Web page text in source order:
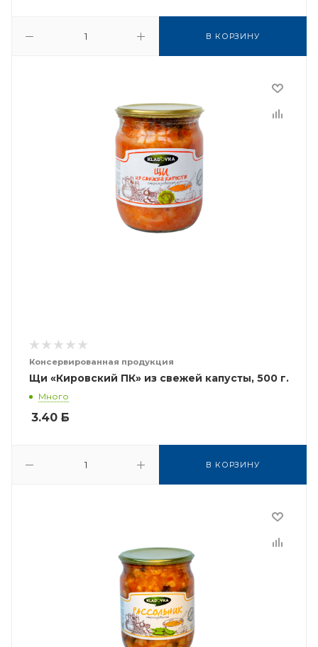
В КОРЗИНУ
Консервированная продукция
Щи «Кировский ПК» из свежей капусты, 500 г.
Много
3.40 Б
В КОРЗИНУ